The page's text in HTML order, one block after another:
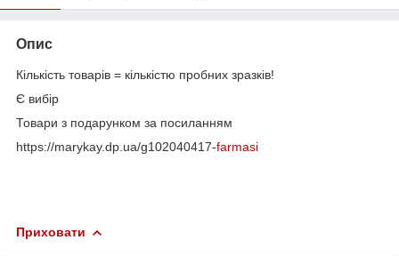
Опис
Кількість товарів = кількістю пробних зразків!
Є вибір
Товари з подарунком за посиланням
https://marykay.dp.ua/g102040417-farmasi
Приховати